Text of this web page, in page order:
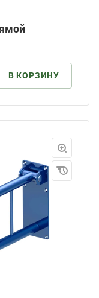
В КОРЗИНУ